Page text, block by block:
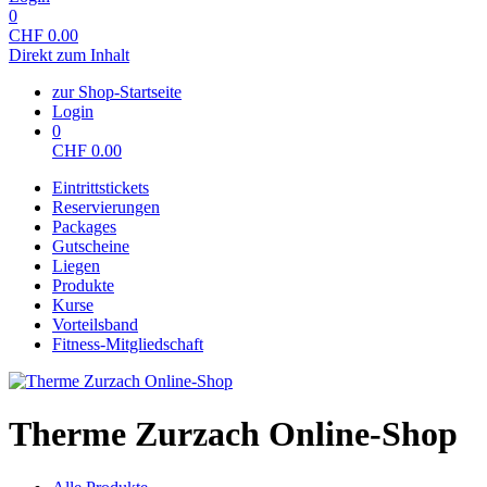
0
CHF 0.00
Direkt zum Inhalt
zur Shop-Startseite
Login
0
CHF 0.00
Eintrittstickets
Reservierungen
Packages
Gutscheine
Liegen
Produkte
Kurse
Vorteilsband
Fitness-Mitgliedschaft
Therme Zurzach Online-Shop